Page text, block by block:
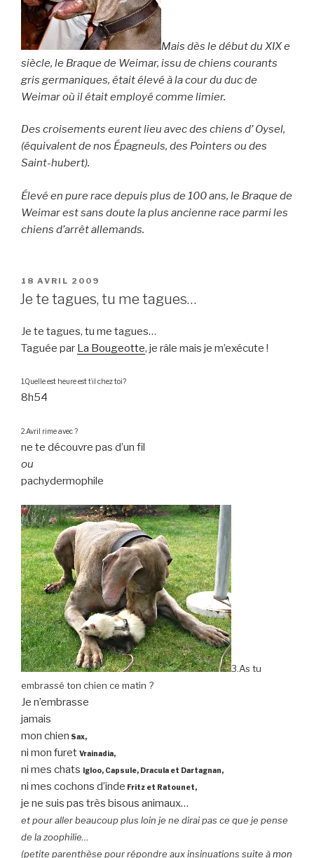
Mais dès le début du XIX e
siècle, le Braque de Weimar, issu de chiens courants
gris germaniques, était élevé à la cour du duc de
Weimar où il était employé comme limier.
Des croisements eurent lieu avec des chiens d’ Oysel,
(équivalent de nos Épagneuls, des Pointers ou des
Saint-hubert).
Élevé en pure race depuis plus de 100 ans, le Braque de
Weimar est sans doute la plus ancienne race parmi les
chiens d’arrêt allemands.
PUBLIÉ
LE
18 AVRIL 2009
Je te tagues, tu me tagues…
Je te tagues, tu me tagues…
Taguée par La Bougeotte, je râle mais je m’exécute !
1.Quelle est heure est t’il chez toi?
8h54
2.Avril rime avec ?
ne te découvre pas d’un fil
ou
pachydermophile
3.As tu
embrassé ton chien ce matin ?
Je n’embrasse
jamais
mon chien Sax,
ni mon furet Vrainadia,
ni mes chats Igloo, Capsule, Dracula et Dartagnan,
ni mes cochons d’inde Fritz et Ratounet,
je ne suis pas très bisous animaux…
et pour aller beaucoup plus loin je ne dirai pas ce que je pense
de la zoophilie…
(petite parenthèse pour répondre aux insinuations suite àmon